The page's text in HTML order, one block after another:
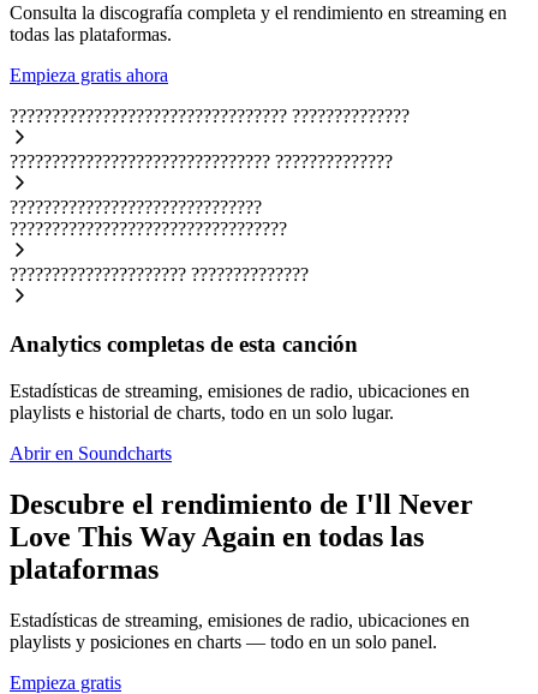
Consulta la discografía completa y el rendimiento en streaming en
todas las plataformas.
Empieza gratis ahora
????????????????????????????????? ??????????????
??????????????????????????????? ??????????????
??????????????????????????????
?????????????????????????????????
????????????????????? ??????????????
Analytics completas de esta canción
Estadísticas de streaming, emisiones de radio, ubicaciones en
playlists e historial de charts, todo en un solo lugar.
Abrir en Soundcharts
Descubre el rendimiento de I'll Never
Love This Way Again en todas las
plataformas
Estadísticas de streaming, emisiones de radio, ubicaciones en
playlists y posiciones en charts — todo en un solo panel.
Empieza gratis